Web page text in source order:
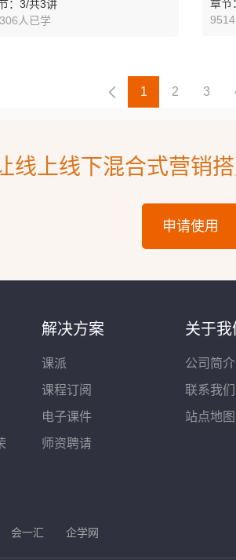
：3/共3讲
人已学
章节
1 2 3
线上线下混合式营销
申请使用
解决方案
课派
课程订阅
电子课件
师资聘请
关于我
公司简介
联系我们
站点地图
会一汇 企学网